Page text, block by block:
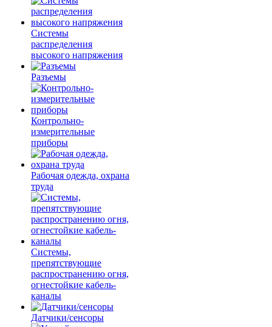
Системы
распределения
высокого напряжения
Разъемы
Контрольно-
измерительные
приборы
Рабочая одежда, охрана
труда
Системы,
препятствующие
распространению огня,
огнестойкие кабель-
каналы
Датчики/сенсоры